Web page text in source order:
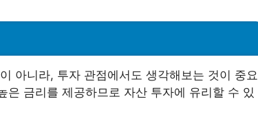
아니라, 투자 관점에서도 생각해보는 것이 중요
금리를 제공하므로 자산 투자에 유리할 수 있